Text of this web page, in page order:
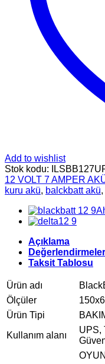
Add to wishlist
Stok kodu:
12 VOLT 7 AMPER
kuru akü, balckbatt akü,
Açıklama
Taksit Tablosu
Ürün adı
Ölçüler
Ürün Tipi
Kullanım alanı
UPS,